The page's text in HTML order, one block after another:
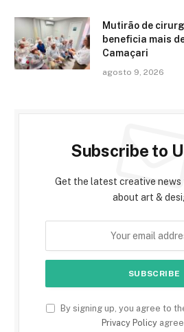
Mutirão de
beneficia mais
Camaçari
agosto 9, 2026
Subscribe to
Get the latest creative news
about art &
By signing up, you agree to
Privacy Policy